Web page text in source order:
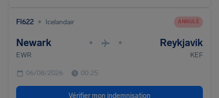
FI622 • Icelandair ANNULÉ
Newark • • Reykjavik
EWR KEF
06/08/2026 00:25
Vérifier mon indemnisation